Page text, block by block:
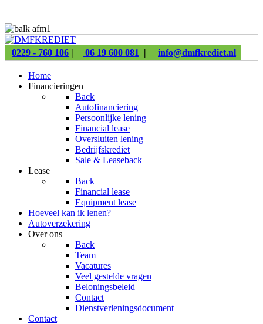
0229 - 760 106 | 06 19 600 081 | info@dmfkrediet.nl
Home
Financieringen
Back
Autofinanciering
Persoonlijke lening
Financial lease
Oversluiten lening
Bedrijfskrediet
Sale & Leaseback
Lease
Back
Financial lease
Equipment lease
Hoeveel kan ik lenen?
Autoverzekering
Over ons
Back
Team
Vacatures
Veel gestelde vragen
Beloningsbeleid
Contact
Dienstverleningsdocument
Contact